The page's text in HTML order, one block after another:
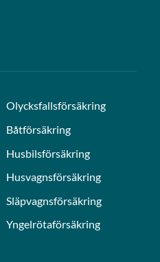
Olycksfallsförsäkring
Båtförsäkring
Husbilsförsäkring
Husvagnsförsäkring
Släpvagnsförsäkring
Yngelrötaförsäkring